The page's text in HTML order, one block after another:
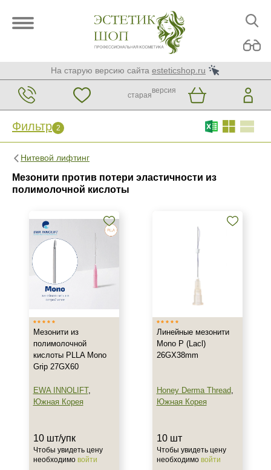
На старую версию сайта esteticshop.ru
старая
версия
Фильтр 2
Нитевой лифтинг
Мезонити против потери эластичности из
полимолочной кислоты
Фильтр 2 Сброс
Бренд
EWA INNOLIFT
Honey Derma Thread
Страна
Южная Корея
Тип товара
Мезонити
Действие
Укрепление
Потеря эластичности
Морщины
Мезонити из
полимолочной
кислоты PLLA Mono
Grip 27GX60
EWA INNOLIFT,
Южная Корея
10 шт/упк
Чтобы увидеть цену
необходимо войти
Линейные мезонити
Mono P (Lacl)
26GX38mm
Honey Derma Thread,
Южная Корея
10 шт
Чтобы увидеть цену
необходимо войти